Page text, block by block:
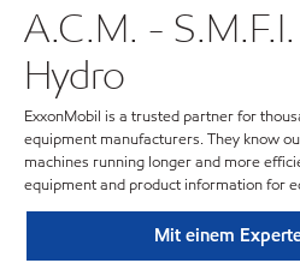
A.C.M. -
Hydro
ExxonMobil is a trusted partner for
equipment manufacturers. They know
machines running longer and more
equipment and product information for
Mit einem